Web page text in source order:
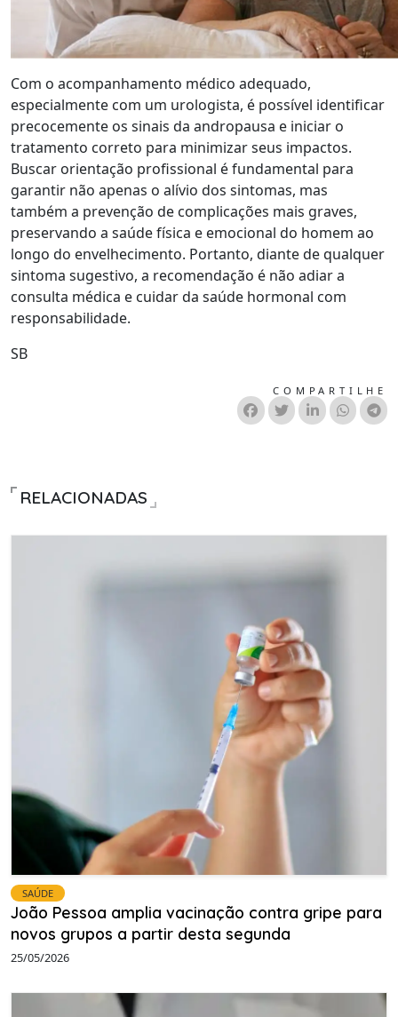
Com o acompanhamento médico adequado,
especialmente com um urologista, é possível identificar
precocemente os sinais da andropausa e iniciar o
tratamento correto para minimizar seus impactos.
Buscar orientação profissional é fundamental para
garantir não apenas o alívio dos sintomas, mas
também a prevenção de complicações mais graves,
preservando a saúde física e emocional do homem ao
longo do envelhecimento. Portanto, diante de qualquer
sintoma sugestivo, a recomendação é não adiar a
consulta médica e cuidar da saúde hormonal com
responsabilidade.
SB
COMPARTILHE
RELACIONADAS
SAÚDE
João Pessoa amplia vacinação contra gripe para
novos grupos a partir desta segunda
25/05/2026